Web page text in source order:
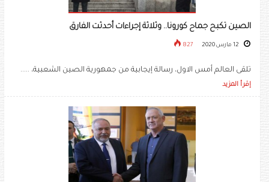
الصين تكبح جماح كورونا.. وثلاثة إجراءات أحدثت الفارق
827
تلقى العالم أمس الاول، رسالة إيجابية من جمهورية الصين الشعبية، .....
إقرأ المزيد